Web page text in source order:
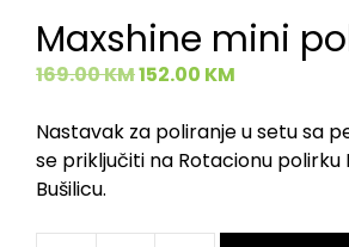
Maxshine mini
169.00KM152.00 KM
Nastavak za poliranje u setu sa
se priključiti na Rotacionu polirku
Bušilicu.